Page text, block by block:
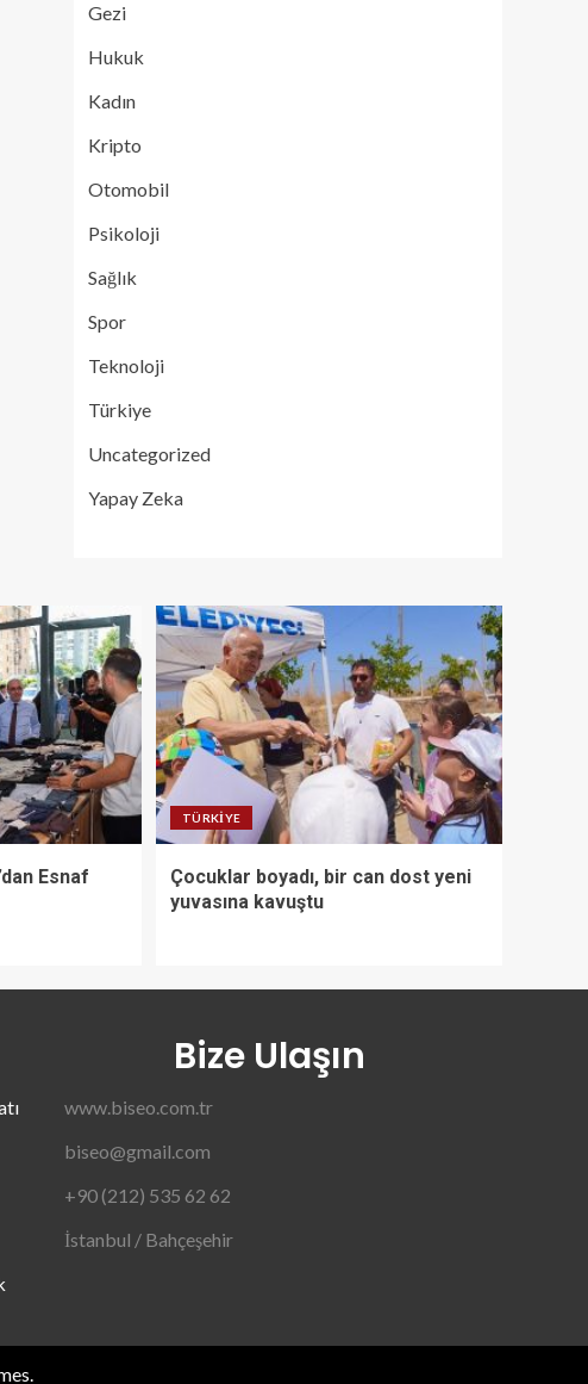
Gezi
Hukuk
Kadın
Kripto
Otomobil
Psikoloji
Sağlık
Spor
Teknoloji
Türkiye
Uncategorized
Yapay Zeka
Esnaf
TÜRKIYE
Çocuklar boyadı, bir can dost yeni
yuvasına kavuştu
Bize Ulaşın
www.biseo.com.tr
biseo@gmail.com
+90 (212) 535 62 62
İstanbul / Bahçeşehir